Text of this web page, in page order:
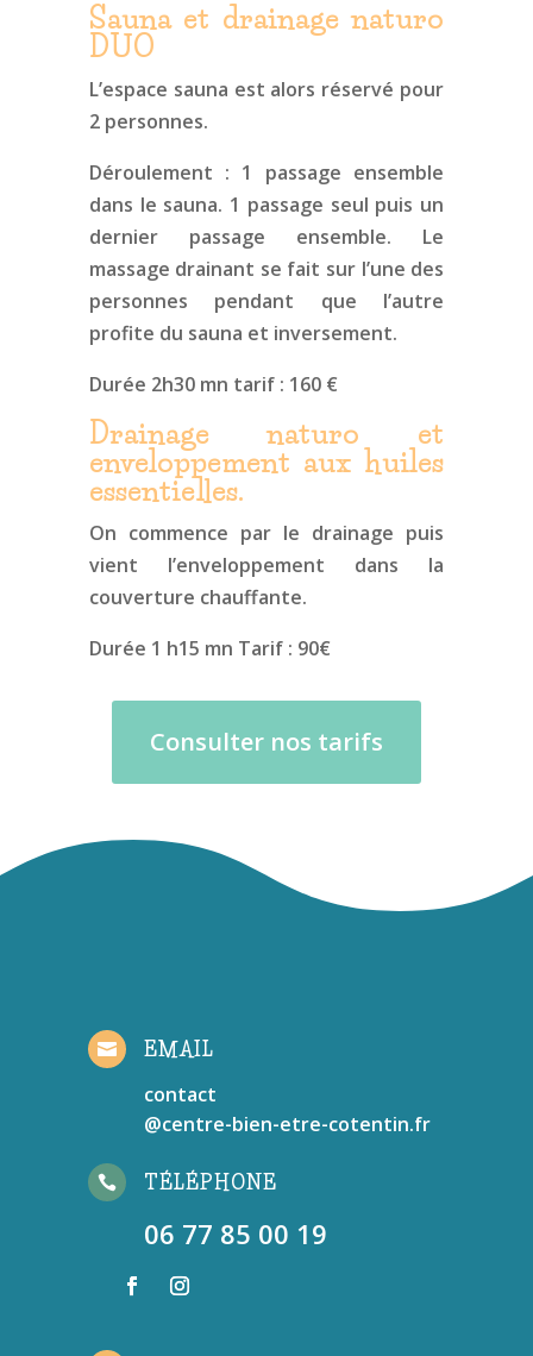
Sauna et drainage naturo
DUO
L’espace sauna est alors réservé pour
2 personnes.
Déroulement : 1 passage ensemble
dans le sauna. 1 passage seul puis un
dernier passage ensemble. Le
massage drainant se fait sur l’une des
personnes pendant que l’autre
profite du sauna et inversement.
Durée 2h30 mn tarif : 160 €
Drainage naturo et
enveloppement aux huiles
essentielles.
On commence par le drainage puis
vient l’enveloppement dans la
couverture chauffante.
Durée 1 h15 mn Tarif : 90€
Consulter nos tarifs
 EMAIL
contact
@centre-bien-etre-cotentin.fr
 TÉLÉPHONE
06 77 85 00 19